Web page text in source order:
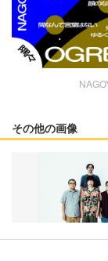
その他の画像